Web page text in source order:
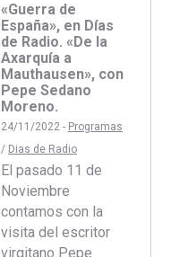
«Guerra de
España», en Días
de Radio. «De la
Axarquía a
Mauthausen», con
Pepe Sedano
Moreno.
24/11/2022 - Programas
/ Dias de Radio
El pasado 11 de
Noviembre
contamos con la
visita del escritor
virgitano Pepe